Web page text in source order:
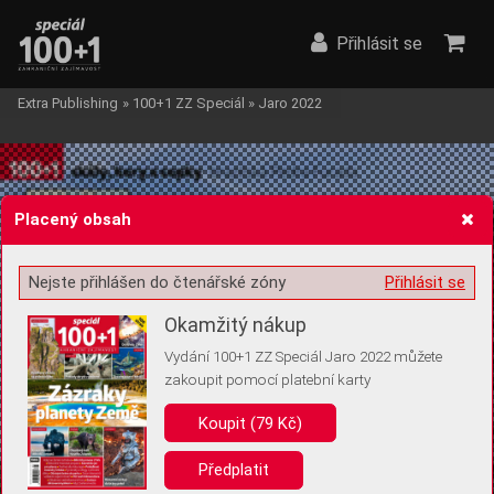
Žádost o souhlas s ukládáním volitelných informací
Pro základní fungování webu nepotřebujeme ukládat žádné informace
(tzv. cookies apod.). Rádi bychom vás ale požádali o souhlas s
uložením volitelných informací:
Anonymní unikátní ID
Přihlásit se
Extra Publishing » 100+1 ZZ Speciál » Jaro 2022
Placený obsah
Přihlásit se
Nejste přihlášen do čtenářské zóny
Okamžitý nákup
Vydání 100+1 ZZ Speciál Jaro 2022 můžete
zakoupit pomocí platební karty
Koupit (79 Kč)
Předplatit